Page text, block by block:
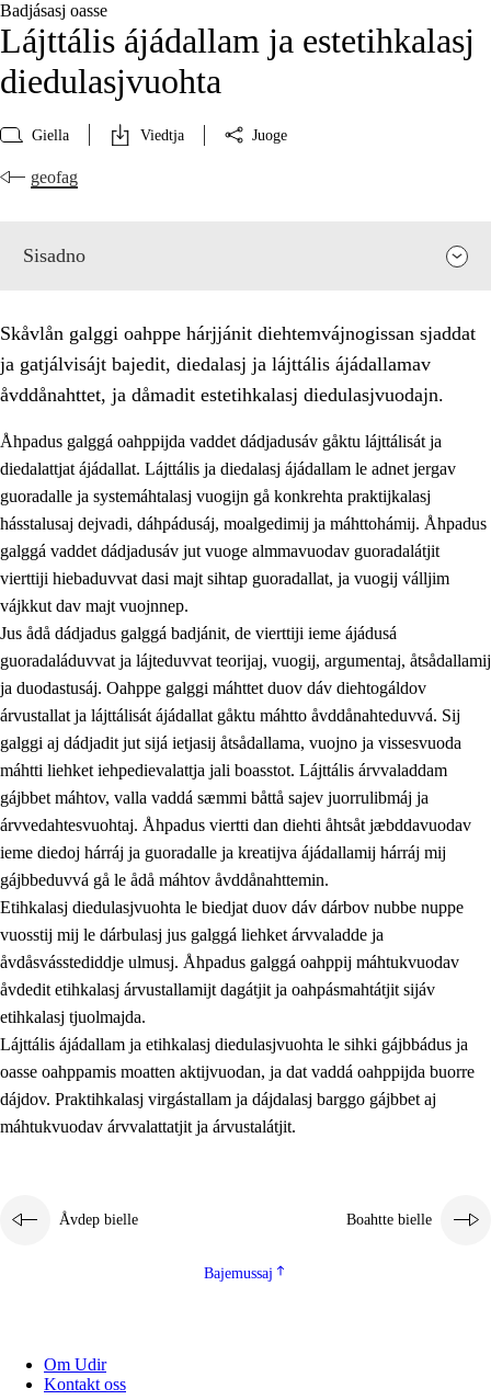
Badjásasj oasse
Lájttális ájádallam ja estetihkalasj
diedulasjvuohta
Giella Viedtja Juoge
geofag
Sisadno
1. Åhpadusá árvvovuodo
1.1 Almasjárvvo
1.2 Identitiehtta ja kultuvralasj moattevuohta
1.3 Lájttális ájádallam ja estetihkalasj diedulasjvuohta
1.4 Dahkamávvo, berustibme ja diehtemvájnogisvuohta
1.5 Vieledus luonnduj ja birásdiedulasjvuohta
1.6 Demokratijja ja oassálasstem
Skåvlån galggi oahppe hárjjánit diehtemvájnogissan sjaddat
ja gatjálvisájt bajedit, diedalasj ja lájttális ájádallamav
åvddånahttet, ja dåmadit estetihkalasj diedulasjvuodajn.
Åhpadus galggá oahppijda vaddet dádjadusáv gåktu lájttálisát ja
diedalattjat ájádallat. Lájttális ja diedalasj ájádallam le adnet jergav
guoradalle ja systemáhtalasj vuogijn gå konkrehta praktijkalasj
hásstalusaj dejvadi, dáhpádusáj, moalgedimij ja máhttohámij. Åhpadus
galggá vaddet dádjadusáv jut vuoge almmavuodav guoradalátjit
vierttiji hiebaduvvat dasi majt sihtap guoradallat, ja vuogij válljim
vájkkut dav majt vuojnnep.
Jus ådå dádjadus galggá badjánit, de vierttiji ieme ájádusá
guoradaláduvvat ja lájteduvvat teorijaj, vuogij, argumentaj, åtsådallamij
ja duodastusáj. Oahppe galggi máhttet duov dáv diehtogáldov
árvustallat ja lájttálisát ájádallat gåktu máhtto åvddånahteduvvá. Sij
galggi aj dádjadit jut sijá ietjasij åtsådallama, vuojno ja vissesvuoda
máhtti liehket iehpedievalattja jali boasstot. Lájttális árvvaladdam
gájbbet máhtov, valla vaddá sæmmi båttå sajev juorrulibmáj ja
árvvedahtesvuohtaj. Åhpadus viertti dan diehti åhtsåt jæbddavuodav
ieme diedoj hárráj ja guoradalle ja kreatijva ájádallamij hárráj mij
gájbbeduvvá gå le ådå máhtov åvddånahttemin.
Etihkalasj diedulasjvuohta le biedjat duov dáv dárbov nubbe nuppe
vuosstij mij le dárbulasj jus galggá liehket árvvaladde ja
åvdåsvásstediddje ulmusj. Åhpadus galggá oahppij máhtukvuodav
åvdedit etihkalasj árvustallamijt dagátjit ja oahpásmahtátjit sijáv
etihkalasj tjuolmajda.
Lájttális ájádallam ja etihkalasj diedulasjvuohta le sihki gájbbádus ja
oasse oahppamis moatten aktijvuodan, ja dat vaddá oahppijda buorre
dájdov. Praktihkalasj virgástallam ja dájdalasj barggo gájbbet aj
máhtukvuodav árvvalattatjit ja árvustalátjit.
Åvdep bielle Boahtte bielle
Bajemussaj
Om Udir
Kontakt oss